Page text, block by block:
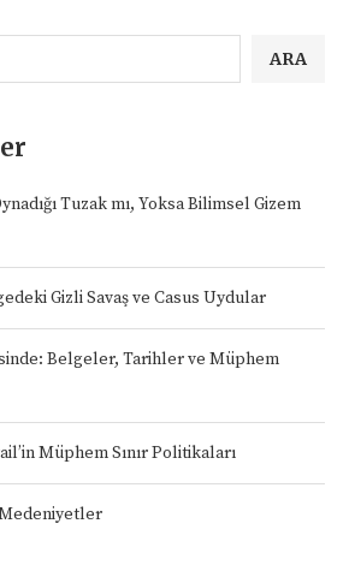
ARA
Tuzak mı, Yoksa Bilimsel Gizem
Gizli Savaş ve Casus Uydular
Belgeler, Tarihler ve Müphem
Müphem Sınır Politikaları
Medeniyetler